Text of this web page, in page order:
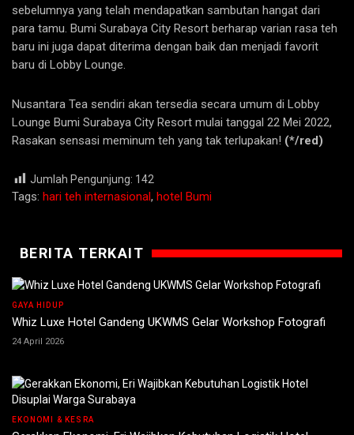
sebelumnya yang telah mendapatkan sambutan hangat dari
para tamu. Bumi Surabaya City Resort berharap varian rasa teh
baru ini juga dapat diterima dengan baik dan menjadi favorit
baru di Lobby Lounge.
Nusantara Tea sendiri akan tersedia secara umum di Lobby
Lounge Bumi Surabaya City Resort mulai tanggal 22 Mei 2022,
Rasakan sensasi meminum teh yang tak terlupakan! (*/red)
Jumlah Pengunjung: 142
Tags: hari teh internasional, hotel Bumi
BERITA TERKAIT
GAYA HIDUP
Whiz Luxe Hotel Gandeng UKWMS Gelar Workshop Fotografi
24 April 2026
EKONOMI & KESRA